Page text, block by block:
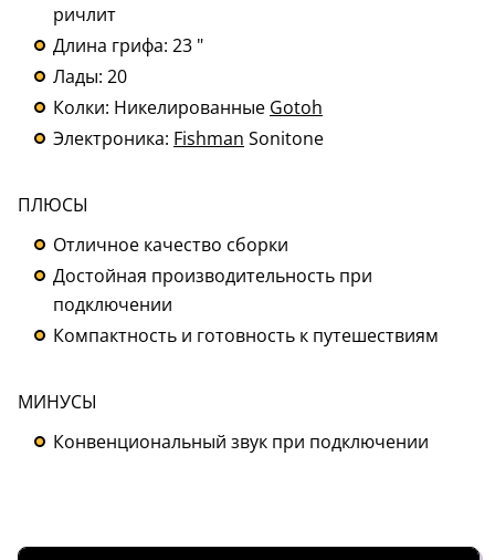
ричлит
Длина грифа: 23 "
Лады: 20
Колки: Никелированные Gotoh
Электроника: Fishman Sonitone
ПЛЮСЫ
Отличное качество сборки
Достойная производительность при
подключении
Компактность и готовность к путешествиям
МИНУСЫ
Конвенциональный звук при подключении